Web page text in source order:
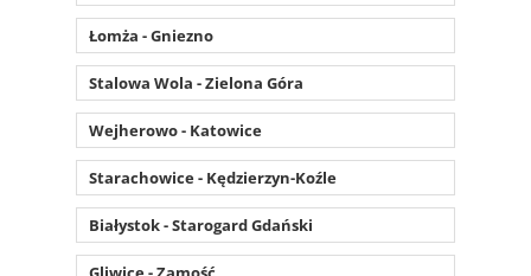
Łomża - Gniezno
Stalowa Wola - Zielona Góra
Wejherowo - Katowice
Starachowice - Kędzierzyn-Koźle
Białystok - Starogard Gdański